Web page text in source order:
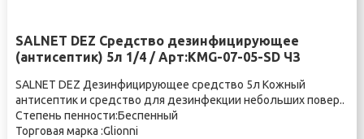
SALNET DEZ Средство дезинфицирующее
(антисептик) 5л 1/4 / Арт:KMG-07-05-SD ЧЗ
SALNET DEZ Дезинфицирующее средство 5л Кожный
антисептик и средство для дезинфекции небольших повер..
Степень пенности:Беспенный
Торговая марка :Glionni